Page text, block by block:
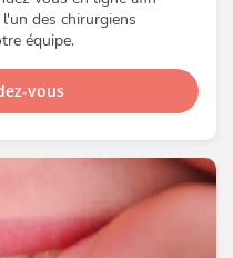
des chirurgiens
équipe.
vous